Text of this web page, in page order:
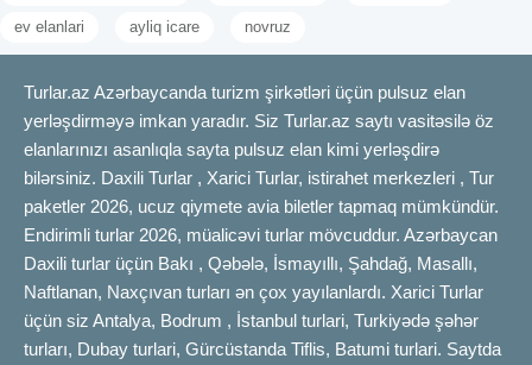
ev elanlari ayliq icare novruz
Turlar.az Azərbaycanda turizm şirkətləri üçün pulsuz elan
yerləşdirməyə imkan yaradır. Siz Turlar.az saytı vasitəsilə öz
elanlarınızı asanlıqla sayta pulsuz elan kimi yerləşdirə
bilərsiniz. Daxili Turlar , Xarici Turlar, istirahet merkezleri , Tur
paketler 2026, ucuz qiymete avia biletler tapmaq mümkündür.
Endirimli turlar 2026, müalicəvi turlar mövcuddur. Azərbaycan
Daxili turlar üçün Bakı , Qəbələ, İsmayıllı, Şahdağ, Masallı,
Naftlanan, Naxçıvan turları ən çox yayılanlardı. Xarici Turlar
üçün siz Antalya, Bodrum , İstanbul turlari, Turkiyədə şəhər
turları, Dubay turlari, Gürcüstanda Tiflis, Batumi turlari. Saytda